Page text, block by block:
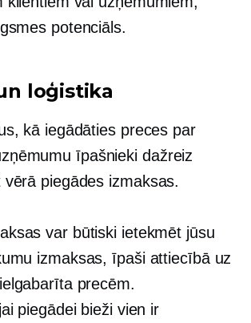
potenciāls.
loģistika
kā iegādāties preces par
īpašnieki dažreiz
piegādes izmaksas.
var būtiski ietekmēt jūsu
izmaksas, īpaši attiecībā uz
precēm.
piegādei bieži vien ir